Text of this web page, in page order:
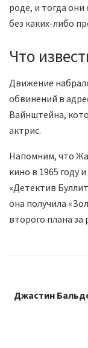
роде, и тогда они
без каких-либо
Что
Движение
обвинений в
Вайнштейна,
актрис.
Напомним, что
кино в 1965 году
«Детектив
она получила
второго плана за
Джастин